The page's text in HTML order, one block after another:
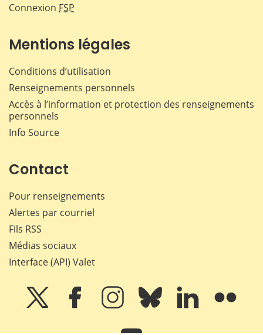
Connexion FSP
Mentions légales
Conditions d’utilisation
Renseignements personnels
Accès à l’information et protection des renseignements
personnels
Info Source
Contact
Pour renseignements
Alertes par courriel
Fils RSS
Médias sociaux
Interface (API) Valet